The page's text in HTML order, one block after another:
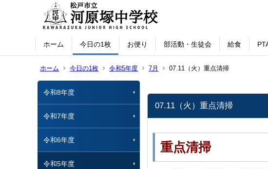
ホーム 今日の1枚 お便り 部活動・生徒会 給食
ホーム 今日の1枚 令和5年度 7月 07.11（火）重点清掃
令和8年度
令和7年度
令和6年度
令和5年度
07.11（火）重点清掃
重点清掃